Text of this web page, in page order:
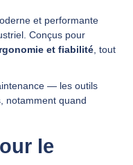
et performante
Conçus pour
et fiabilité , tout
— les outils
notamment quand
le